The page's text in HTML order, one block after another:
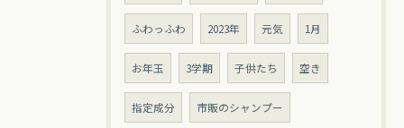
ふわっふわ 2023年 元気 1月
お年玉 3学期 子供たち 空き
指定成分 市販のシャンプー